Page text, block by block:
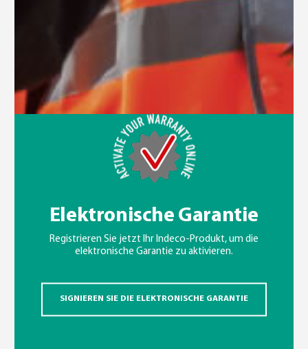
Elektronische Garantie
Registrieren Sie jetzt Ihr Indeco-Produkt, um die
elektronische Garantie zu aktivieren.
SIGNIEREN SIE DIE ELEKTRONISCHE GARANTIE